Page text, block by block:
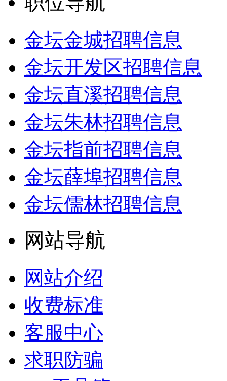
金坛金城招聘信息
金坛开发区招聘信息
金坛直溪招聘信息
金坛朱林招聘信息
金坛指前招聘信息
金坛薛埠招聘信息
金坛儒林招聘信息
网站导航
网站介绍
收费标准
客服中心
求职防骗